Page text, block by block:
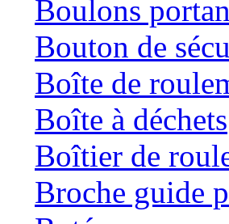
Boulons
Bouton de
Boîte de
Boîte à déchets
Boîtier de
Broche guide